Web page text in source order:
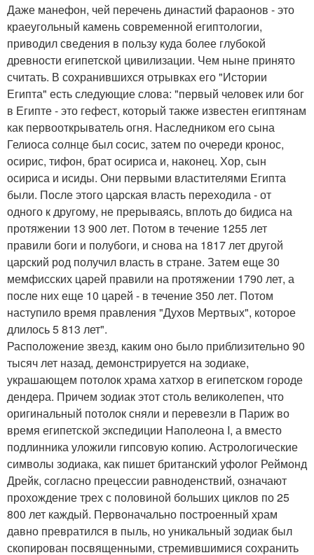
Даже манефон, чей перечень династий фараонов - это
краеугольный камень современной египтологии,
приводил сведения в пользу куда более глубокой
древности египетской цивилизации. Чем ныне принято
считать. В сохранившихся отрывках его "Истории
Египта" есть следующие слова: "первый человек или бог
в Египте - это гефест, который также известен египтянам
как первооткрыватель огня. Наследником его сына
Гелиоса солнце был сосис, затем по очереди кронос,
осирис, тифон, брат осириса и, наконец. Хор, сын
осириса и исиды. Они первыми властителями Египта
были. После этого царская власть переходила - от
одного к другому, не прерываясь, вплоть до бидиса на
протяжении 13 900 лет. Потом в течение 1255 лет
правили боги и полубоги, и снова на 1817 лет другой
царский род получил власть в стране. Затем еще 30
мемфисских царей правили на протяжении 1790 лет, а
после них еще 10 царей - в течение 350 лет. Потом
наступило время правления "Духов Мертвых", которое
длилось 5 813 лет".
Расположение звезд, каким оно было приблизительно 90
тысяч лет назад, демонстрируется на зодиаке,
украшающем потолок храма хатхор в египетском городе
дендера. Причем зодиак этот столь великолепен, что
оригинальный потолок сняли и перевезли в Париж во
время египетской экспедиции Наполеона I, а вместо
подлинника уложили гипсовую копию. Астрологические
символы зодиака, как пишет британский уфолог Реймонд
Дрейк, согласно прецессии равноденствий, означают
прохождение трех с половиной больших циклов по 25
800 лет каждый. Первоначально построенный храм
давно превратился в пыль, но уникальный зодиак был
скопирован посвященными, стремившимися сохранить